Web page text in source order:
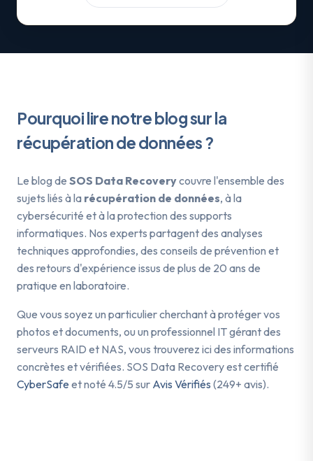
Pourquoi lire notre blog sur la
récupération de données ?
Le blog de SOS Data Recoverycouvre l'ensemble des
sujets liés à la récupération de données, à la
cybersécurité et à la protection des supports
informatiques. Nos experts partagent des analyses
techniques approfondies, des conseils de prévention et
des retours d'expérience issus de plus de 20 ans de
pratique en laboratoire.
Que vous soyez un particulier cherchant à protéger vos
photos et documents, ou un professionnel IT gérant des
serveurs RAID et NAS, vous trouverez ici des informations
concrètes et vérifiées. SOS Data Recovery est certifié
CyberSafe et noté 4.5/5 sur Avis Vérifiés (249+ avis).